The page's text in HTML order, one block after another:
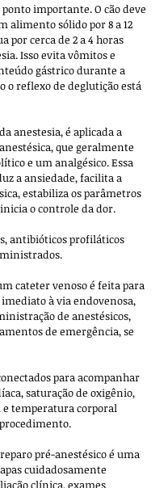
importante. O cão deve
alimento sólido por 8 a 12
por cerca de 2 a 4 horas
Isso evita vômitos e
gástrico durante a
o reflexo de deglutição está
anestesia, é aplicada a
que geralmente
e um analgésico. Essa
a ansiedade, facilita a
estabiliza os parâmetros
o controle da dor.
antibióticos profiláticos
cateter venoso é feita para
à via endovenosa,
de anestésicos,
de emergência, se
para acompanhar
saturação de oxigênio,
temperatura corporal
pré-anestésico é uma
cuidadosamente
clínica, exames